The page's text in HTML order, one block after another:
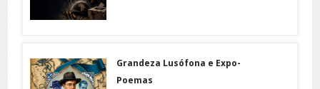
Grandeza Lusófona e Expo-
Poemas